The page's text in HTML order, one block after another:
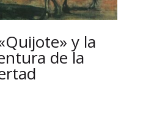
y la
de la